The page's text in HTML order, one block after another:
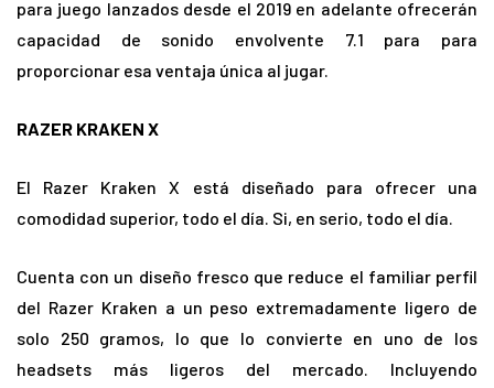
para juego lanzados desde el 2019 en adelante ofrecerán
capacidad de sonido envolvente 7.1 para para
proporcionar esa ventaja única al jugar.
RAZER KRAKEN X
El Razer Kraken X está diseñado para ofrecer una
comodidad superior, todo el día. Si, en serio, todo el día.
Cuenta con un diseño fresco que reduce el familiar perfil
del Razer Kraken a un peso extremadamente ligero de
solo 250 gramos, lo que lo convierte en uno de los
headsets más ligeros del mercado. Incluyendo